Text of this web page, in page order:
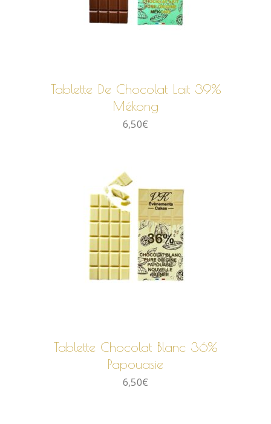
Tablette De Chocolat Lait 39%
Mékong
6,50€
Tablette Chocolat Blanc 36%
Papouasie
6,50€